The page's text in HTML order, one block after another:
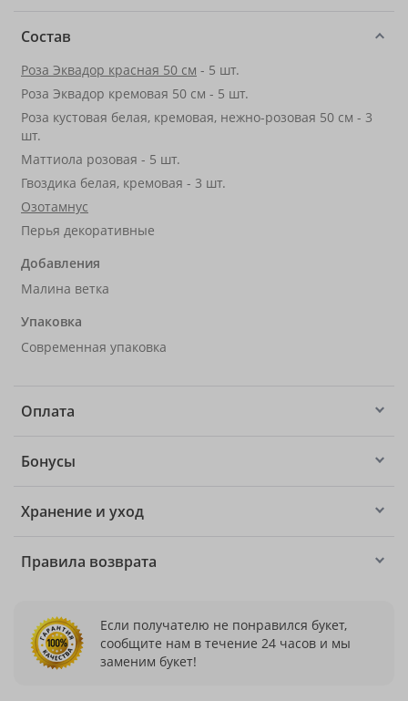
Состав
Роза Эквадор красная 50 см - 5 шт.
Роза Эквадор кремовая 50 см - 5 шт.
Роза кустовая белая, кремовая, нежно-розовая 50 см - 3
шт.
Маттиола розовая - 5 шт.
Гвоздика белая, кремовая - 3 шт.
Озотамнус
Перья декоративные
Добавления
Малина ветка
Упаковка
Современная упаковка
Оплата
Бонусы
Хранение и уход
Правила возврата
Если получателю не понравился букет,
сообщите нам в течение 24 часов и мы
заменим букет!